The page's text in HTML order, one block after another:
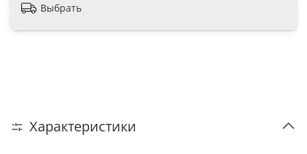
Выбрать
Характеристики